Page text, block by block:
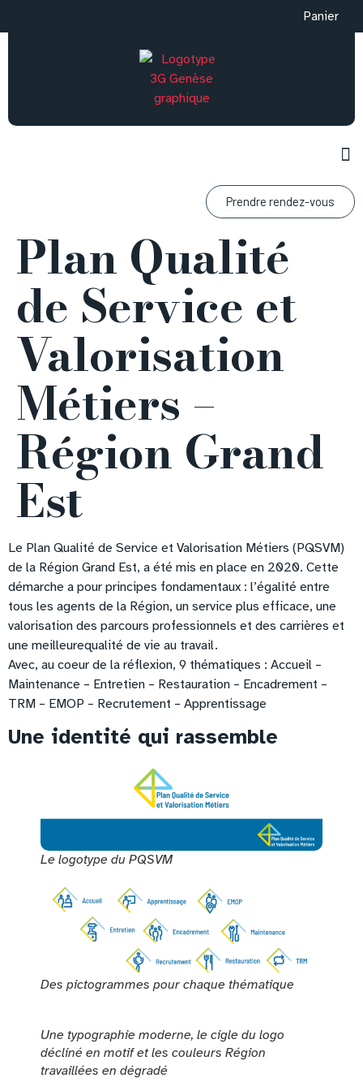
Panier
Prendre rendez-vous
Plan Qualité
de Service et
Valorisation
Métiers –
Région Grand
Est
Le Plan Qualité de Service et Valorisation Métiers (PQSVM)
de la Région Grand Est, a été mis en place en 2020. Cette
démarche a pour principes fondamentaux : l’égalité entre
tous les agents de la Région, un service plus efficace, une
valorisation des parcours professionnels et des carrières et
une meilleurequalité de vie au travail.
Avec, au coeur de la réflexion, 9 thématiques : Accueil –
Maintenance – Entretien – Restauration – Encadrement –
TRM – EMOP – Recrutement – Apprentissage
Une identité qui rassemble
Le logotype du PQSVM
Des pictogrammes pour chaque thématique
Une typographie moderne, le cigle du logo
décliné en motif et les couleurs Région
travaillées en dégradé